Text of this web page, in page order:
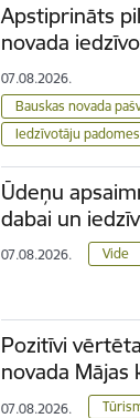
Apstiprināts
novada
07.08.2026.
Bauskas novada
Iedzīvotāju padomes
Ūdeņu
dabai un
07.08.2026. Vide
Pozitīvi
novada Mājas
07.08.2026.